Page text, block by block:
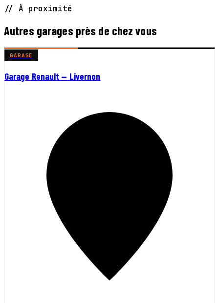
// À proximité
Autres garages près de chez vous
GARAGE
Garage Renault — Livernon